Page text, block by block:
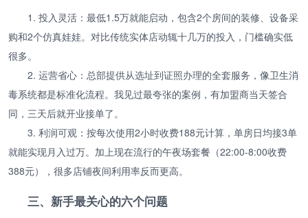
1. 投入灵活：最低1.5万就能启动，包含2个房间的装修、设备采
购和2个仿真娃娃。对比传统实体店动辄十几万的投入，门槛确实低
很多。
2. 运营省心：总部提供从选址到证照办理的全套服务，像卫生消
毒系统都是标准化流程。我见过最夸张的案例，有加盟商当天签合
同，三天后就开业接单了。
3. 利润可观：按每次使用2小时收费188元计算，单房日均接3单
就能实现月入过万。加上现在流行的午夜场套餐（22:00-8:00收费
388元），很多店铺夜间利用率反而更高。
三、新手最关心的六个问题